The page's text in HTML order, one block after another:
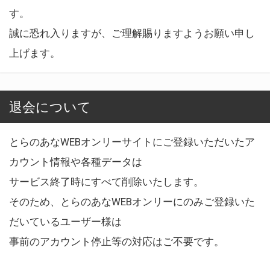
す。
誠に恐れ入りますが、ご理解賜りますようお願い申し
上げます。
退会について
とらのあなWEBオンリーサイトにご登録いただいたア
カウント情報や各種データは
サービス終了時にすべて削除いたします。
そのため、とらのあなWEBオンリーにのみご登録いた
だいているユーザー様は
事前のアカウント停止等の対応はご不要です。